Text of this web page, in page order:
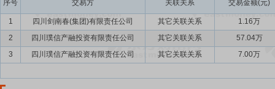
序号 交易方 关联关系 交易金额(元)
1 四川剑南春(集团)有限责任公司 其它关联关系
1.16万
2
四川璞信产融投资有限责任公司 其它关联关系
57.04万
3
四川璞信产融投资有限责任公司 其它关联关系 7.00万